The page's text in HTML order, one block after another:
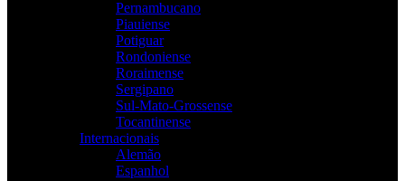
Pernambucano
Piauiense
Potiguar
Rondoniense
Roraimense
Sergipano
Sul-Mato-Grossense
Tocantinense
Internacionais
Alemão
Espanhol